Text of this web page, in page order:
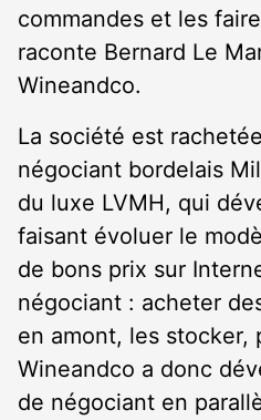
commandes et les
raconte Bernard Le
Wineandco.
La société est
négociant bordelais
du luxe LVMH, qui
faisant évoluer le
de bons prix sur
négociant : acheter
en amont, les stocker,
Wineandco a donc
de négociant en